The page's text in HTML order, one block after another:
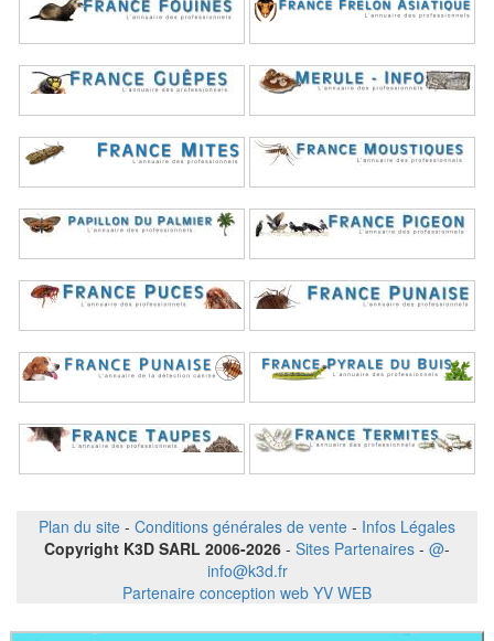
Plan du site - Conditions générales de vente - Infos Légales
Copyright K3D SARL 2006-2026 - Sites Partenaires - @-
info@k3d.fr
Partenaire conception web YV WEB